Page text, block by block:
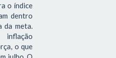
o índice
dentro
meta.
o que